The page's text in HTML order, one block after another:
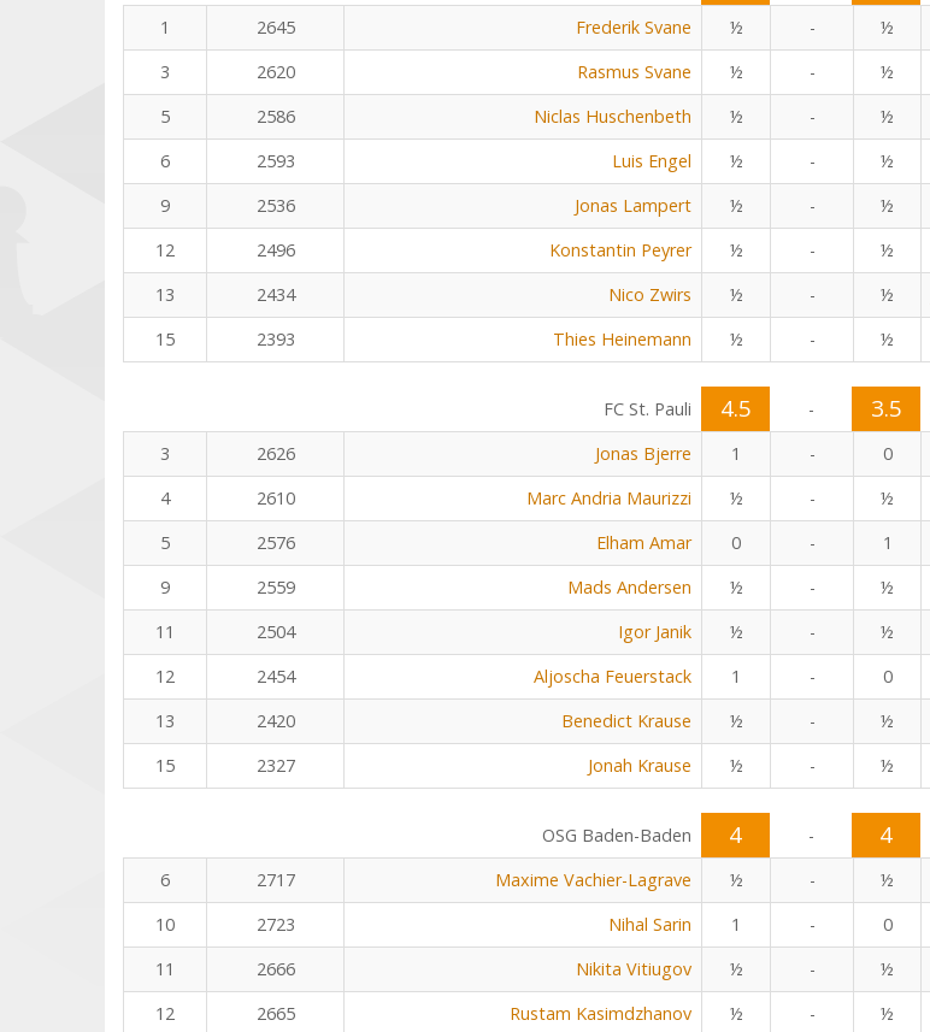
1
2645 Frederik Svane ½ - ½
3
2620 Rasmus Svane ½ - ½
5
2586 Niclas Huschenbeth ½ - ½
6
2593 Luis Engel ½ - ½
9
2536 Jonas Lampert ½ - ½
12
2496 Konstantin Peyrer ½ - ½
13
2434 Nico Zwirs ½ - ½
15
2393 Thies Heinemann ½ - ½
FC St. Pauli 4.5 - 3.5
3
2626 Jonas Bjerre 1 - 0
4
2610 Marc Andria Maurizzi ½ - ½
5
2576 Elham Amar 0 - 1
9
2559 Mads Andersen ½ - ½
11
2504 Igor Janik ½ - ½
12
2454 Aljoscha Feuerstack 1 - 0
13
2420 Benedict Krause ½ - ½
15
2327 Jonah Krause ½ - ½
OSG Baden-Baden 4 - 4
6
2717 Maxime Vachier-Lagrave ½ - ½
10
2723 Nihal Sarin 1 - 0
11
2666 Nikita Vitiugov ½ - ½
12
2665 Rustam Kasimdzhanov ½ - ½